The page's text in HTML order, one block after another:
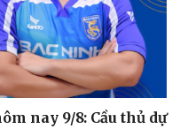
nay 9/8: Cầu thủ dự